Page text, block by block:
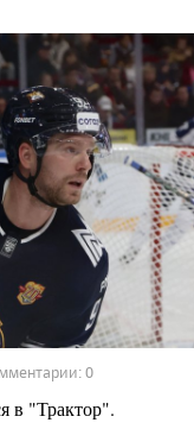
0
в "Трактор".